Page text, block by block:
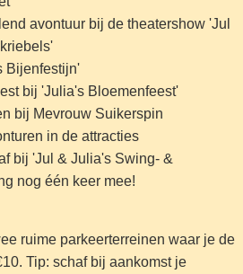
avontuur bij de theatershow 'Jul
Bijenfestijn'
bij 'Julia's Bloemenfeest'
bij Mevrouw Suikerspin
in de attracties
bij 'Jul & Julia's Swing- &
nog één keer mee!
ruime parkeerterreinen waar je de
Tip: schaf bij aankomst je